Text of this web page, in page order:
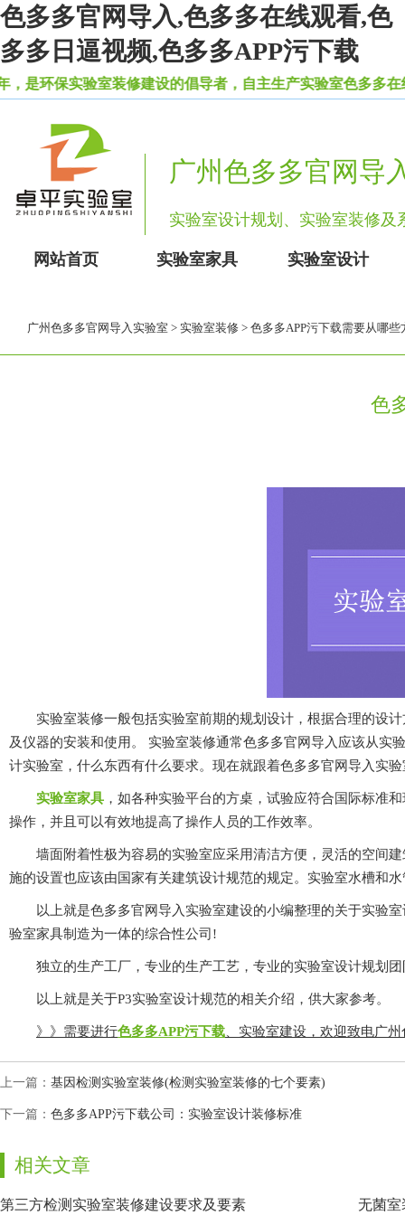
色多多官网导入,色多多在线观看,色
多多日逼视频,色多多APP污下载
实验室装修建设的倡导者，自主生产实验室色多多在线观
广州色多多官网导
实验室设计规划、实验室装修
网站首页 实验室家具 实验室设计
广州色多多官网导入实验室 > 实验室装修 > 色多多APP污下载需要从哪些
色
实验室装修一般包括实验室前期的规划设计，根据合理的设计方
及仪器的安装和使用。 实验室装修通常色多多官网导入应该从实验
计实验室，什么东西有什么要求。现在就跟着色多多官网导入
实验室家具 ，如各种实验平台的方桌，试验应符合国际标准和
操作，并且可以有效地提高了操作人员的工作效率。
墙面附着性极为容易的实验室应采用清洁方便，灵活的空间建筑材
施的设置也应该由国家有关建筑设计规范的规定。实验室水槽和水管
以上就是色多多官网导入实验室建设的小编整理的关于实验室设计
验室家具制造为一体的综合性公司!
独立的生产工厂，专业的生产工艺，专业的实验室设计规划团队
以上就是关于P3实验室设计规范的相关介绍，供大家参考。
》》需要进行色多多APP污下载 、实验室建设，欢迎致电
上一篇： 基因检测实验室装修(检测实验室装修的七个要素)
下一篇： 色多多APP污下载公司：实验室设计装修标准
相关文章
第三方检测实验室装修建设要求及要素 无菌室